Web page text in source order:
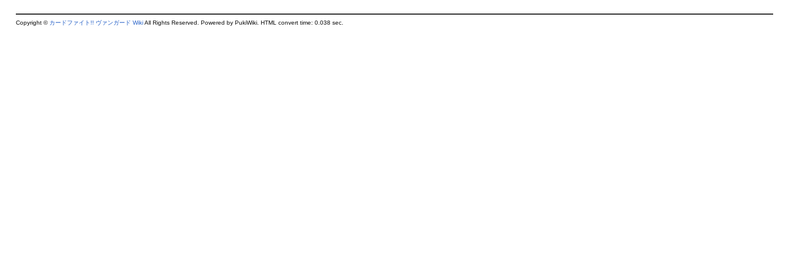
Copyright © カードファイト!! ヴァンガード WikiAll Rights Reserved. Powered by PukiWiki. HTML convert time: 0.038 sec.